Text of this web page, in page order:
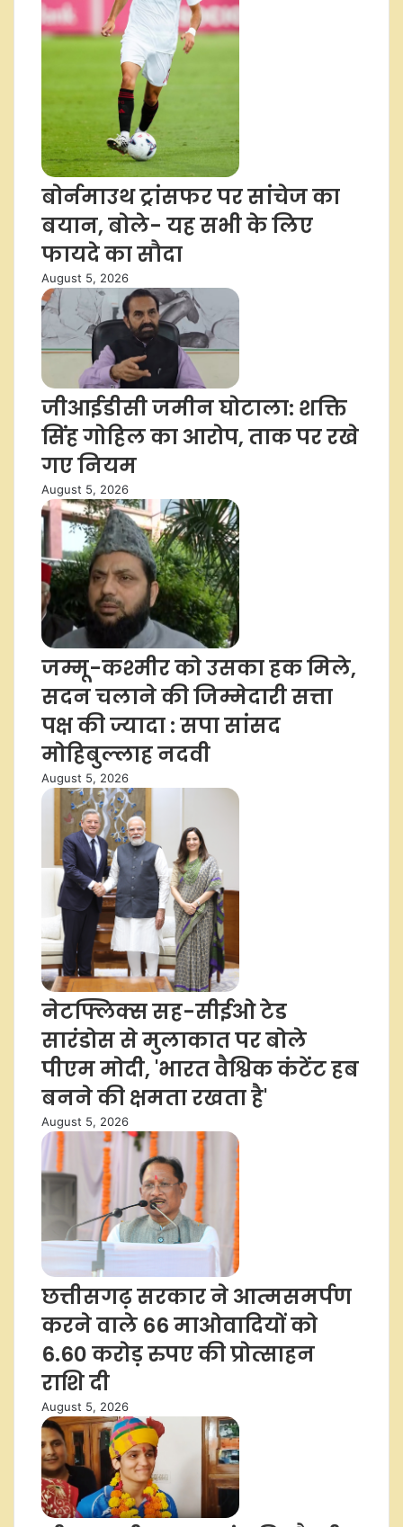
बोर्नमाउथ ट्रांसफर पर सांचेज का
बयान, बोले- यह सभी के लिए
फायदे का सौदा
August 5, 2026
जीआईडीसी जमीन घोटाला: शक्ति
सिंह गोहिल का आरोप, ताक पर रखे
गए नियम
August 5, 2026
जम्मू-कश्मीर को उसका हक मिले,
सदन चलाने की जिम्मेदारी सत्ता
पक्ष की ज्यादा : सपा सांसद
मोहिबुल्लाह नदवी
August 5, 2026
नेटफ्लिक्स सह-सीईओ टेड
सारंडोस से मुलाकात पर बोले
पीएम मोदी, 'भारत वैश्विक कंटेंट हब
बनने की क्षमता रखता है'
August 5, 2026
छत्तीसगढ़ सरकार ने आत्मसमर्पण
करने वाले 66 माओवादियों को
6.60 करोड़ रुपए की प्रोत्साहन
राशि दी
August 5, 2026